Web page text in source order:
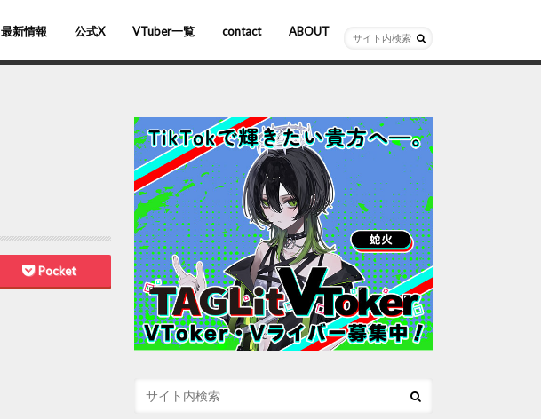
最新情報 公式X VTuber一覧
バーチャルYouTuber
VR/AR
ホロライブ
にじさんじ
ななしいんく
ぶいすぽっ！
contact ABOUT
Pocket